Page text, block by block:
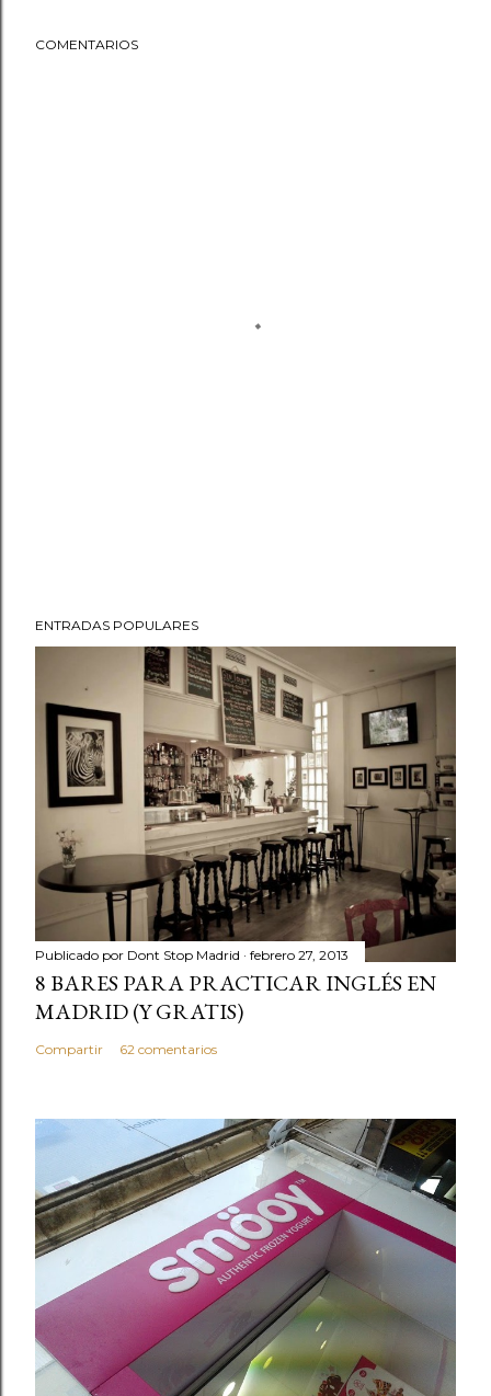
COMENTARIOS
ENTRADAS POPULARES
Publicado por Dont Stop Madrid febrero 27, 2013
8 BARES PARA PRACTICAR INGLÉS EN
MADRID (Y GRATIS)
Compartir 62 comentarios